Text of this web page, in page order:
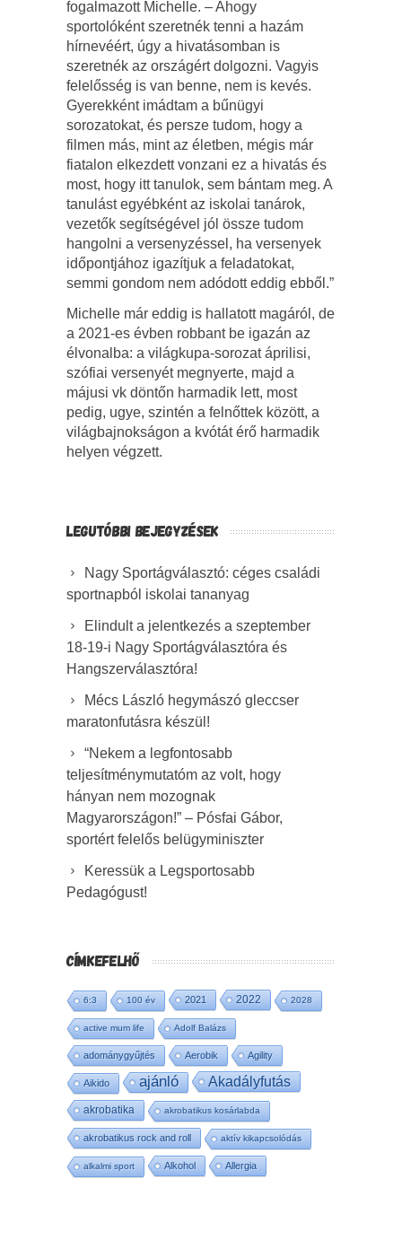
fogalmazott Michelle. – Ahogy
sportolóként szeretnék tenni a hazám
hírnevéért, úgy a hivatásomban is
szeretnék az országért dolgozni. Vagyis
felelősség is van benne, nem is kevés.
Gyerekként imádtam a bűnügyi
sorozatokat, és persze tudom, hogy a
filmen más, mint az életben, mégis már
fiatalon elkezdett vonzani ez a hivatás és
most, hogy itt tanulok, sem bántam meg. A
tanulást egyébként az iskolai tanárok,
vezetők segítségével jól össze tudom
hangolni a versenyzéssel, ha versenyek
időpontjához igazítjuk a feladatokat,
semmi gondom nem adódott eddig ebből.”
Michelle már eddig is hallatott magáról, de
a 2021-es évben robbant be igazán az
élvonalba: a világkupa-sorozat áprilisi,
szófiai versenyét megnyerte, majd a
májusi vk döntőn harmadik lett, most
pedig, ugye, szintén a felnőttek között, a
világbajnokságon a kvótát érő harmadik
helyen végzett.
LEGUTÓBBI BEJEGYZÉSEK
Nagy Sportágválasztó: céges családi
sportnapból iskolai tananyag
Elindult a jelentkezés a szeptember
18-19-i Nagy Sportágválasztóra és
Hangszerválasztóra!
Mécs László hegymászó gleccser
maratonfutásra készül!
“Nekem a legfontosabb
teljesítménymutatóm az volt, hogy
hányan nem mozognak
Magyarországon!” – Pósfai Gábor,
sportért felelős belügyminiszter
Keressük a Legsportosabb
Pedagógust!
CÍMKEFELHŐ
6:3 100 év 2021 2022 2028
active mum life Adolf Balázs
adománygyűjtés Aerobik Agility
Aikido ajánló Akadályfutás
akrobatika akrobatikus kosárlabda
akrobatikus rock and roll aktív kikapcsolódás
alkalmi sport Alkohol Allergia